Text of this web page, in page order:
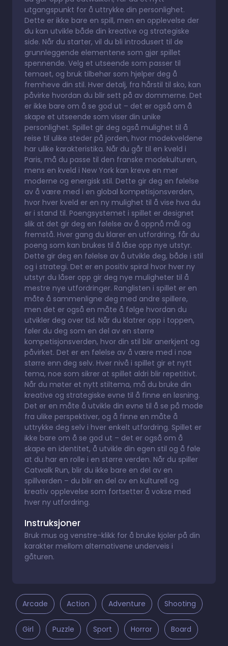
utgangspunkt for å uttrykke din personlighet.
Dette er ikke bare en spill, men en opplevelse der
du kan utvikle både din kreative og strategiske
side. Når du starter, vil du bli introdusert til de
grunnleggende elementene som gjør spillet
spennende. Velg et utseende som passer til
temaet, og bruk tilbehør som hjelper deg å
fremheve din stil. Hver detalj, fra hårstil til sko, kan
påvirke hvordan du blir sett på av dommerne. Det
er ikke bare om å se god ut – det er også om å
skape et utseende som viser din unike
personlighet. Spillet gir deg også mulighet til å
reise til ulike steder på jorden, hvor modekveldene
har ulike karakteristika. Når du går til en kveld i
Paris, må du passe til den franske modekulturen,
mens en kveld i New York kan kreve en mer
moderne og energisk stil. Dette gir deg en følelse
av å være med i en global kompetisjonsverden,
hvor hver kveld er en ny mulighet til å vise hva du
er i stand til. Poengsystemet i spillet er designet
slik at det gir deg en følelse av å oppnå mål og
fremstå. Hver gang du klarer en utfordring, får du
poeng som kan brukes til å låse opp nye utstyr.
Dette gir deg en følelse av å utvikle deg, både i stil
og i strategi. Det er en positiv spiral hvor hver ny
utstyr du låser opp gir deg nye muligheter til å
mestre nye utfordringer. Ranglisten i spillet er en
måte å sammenligne deg med andre spillere,
men det er også en måte å følge hvordan du
utvikler deg over tid. Når du klatrer opp i toppen,
føler du deg som en del av en større
kompetisjonsverden, hvor din stil blir anerkjent og
påvirket. Det er en følelse av å være med i noe
større enn deg selv. Hver nivå i spillet gir et nytt
tema, noe som sikrer at spillet aldri blir repetitivt.
Når du møter et nytt stiltema, må du bruke din
kreative og strategiske evne til å finne en løsning.
Det er en måte å utvikle din evne til å se på mode
fra ulike perspektiver, og å finne en måte å
uttrykke deg selv i hver enkelt utfordring. Spillet er
ikke bare om å se god ut – det er også om å
skape en identitet, å utvikle din egen stil og å føle
at du har en rolle i en større verden. Når du spiller
Catwalk Run, blir du ikke bare en del av en
spillverden – du blir en del av en kulturell og
kreativ opplevelse som fortsetter å vokse med
hver ny utfordring.
Instruksjoner
Bruk mus og venstre-klikk for å bruke kjoler på din
karakter mellom alternativene underveis i
gåturen.
Arcade Action Adventure Shooting
Girl Puzzle Sport Horror Board